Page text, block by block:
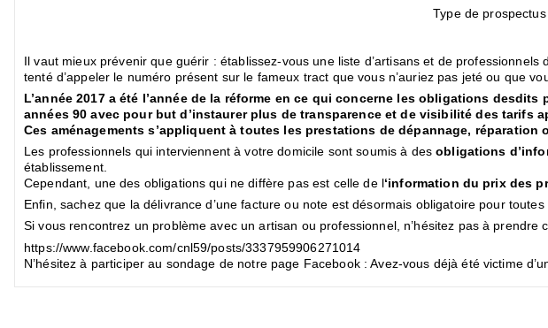
Type de
Il vaut mieux prévenir que guérir : établissez-vous une liste d’artisans et de
tenté d’appeler le numéro présent sur le fameux tract que vous n’auriez pas jeté ou que
L’année 2017 a été l’année de la réforme en ce qui concerne les obligations
années 90 avec pour but d’instaurer plus de transparence et de visibilité des tarifs
Ces aménagements s’appliquent à toutes les prestations de dépannage,
Les professionnels qui interviennent à votre domicile sont soumis à desobligations
établissement.
Cependant, une des obligations qui ne diffère pas est celle de l‘information du prix des
Enfin, sachez que la délivrance d’une facture ou note est désormais obligatoire pour toutes
Si vous rencontrez un problème avec un artisan ou professionnel, n’hésitez pas à
https://www.facebook.com/cnl59/posts/3337959906271014
N’hésitez à participer au sondage de notre page Facebook : Avez-vous déjà été victime